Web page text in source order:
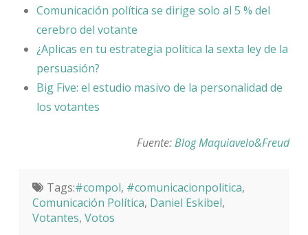
Comunicación política se dirige solo al 5 % del
cerebro del votante
¿Aplicas en tu estrategia política la sexta ley de la
persuasión?
Big Five: el estudio masivo de la personalidad de
los votantes
Fuente:Blog Maquiavelo&Freud
Tags:#compol, #comunicacionpolitica,
Comunicación Política, Daniel Eskibel,
Votantes, Votos